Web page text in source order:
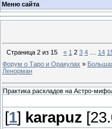
Меню сайта
Страница 2 из 15 « 1 2 3 4 14
Форум о Таро и Оракулах »
Ленорман
Практика раскладов на Астро-
[1] karapuz